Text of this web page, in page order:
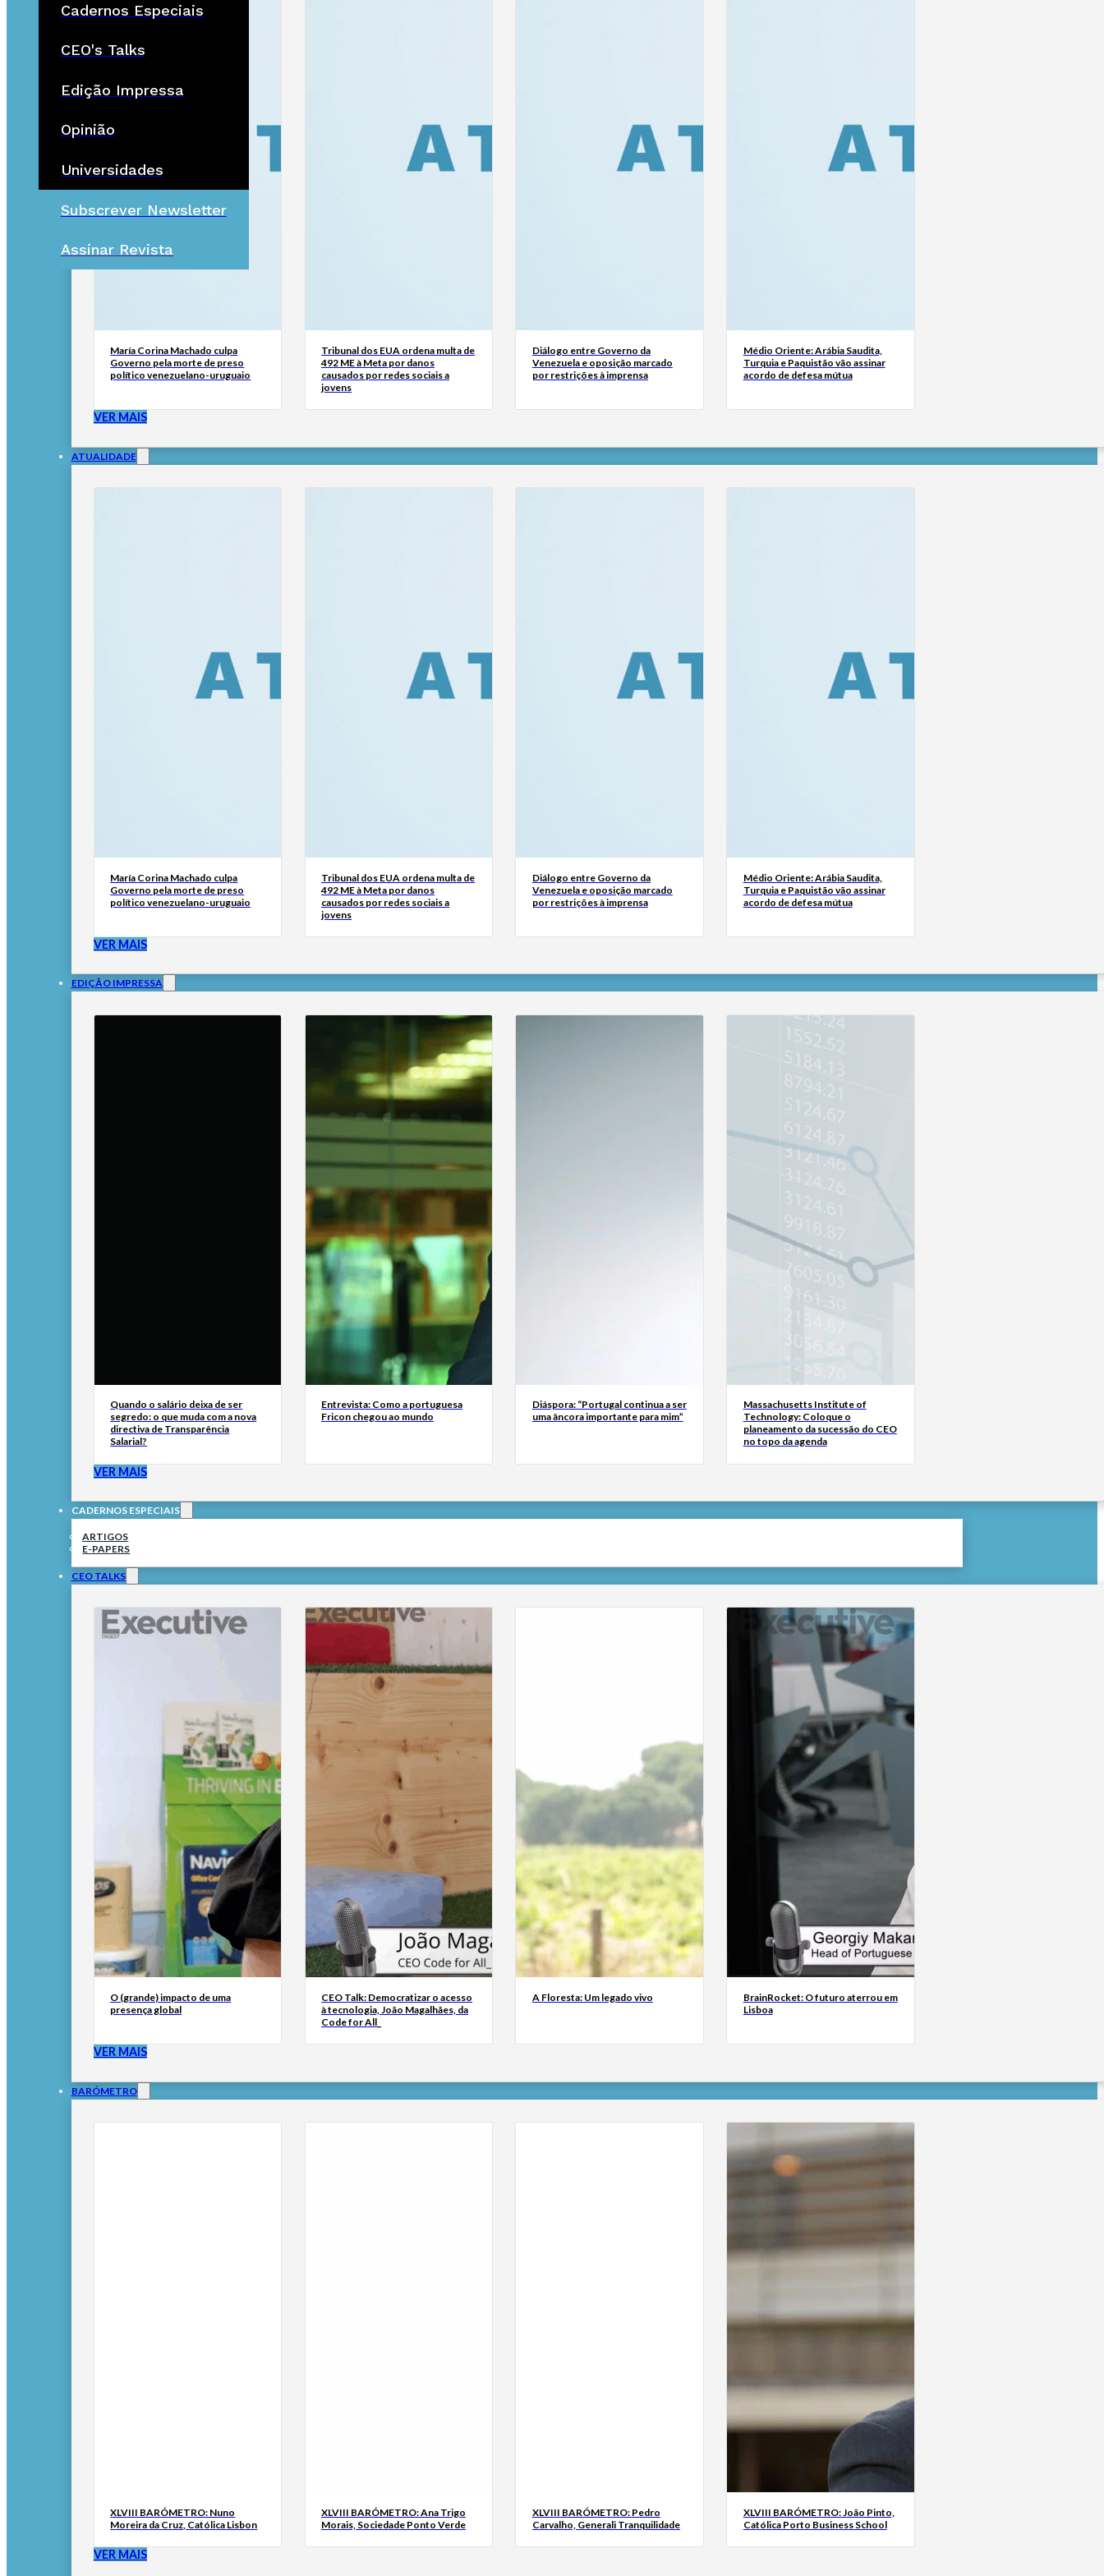
Cadernos Especiais
CEO's Talks
Edição Impressa
Opinião
Universidades
Subscrever Newsletter
Assinar Revista
María Corina Machado culpa
Governo pela morte de preso
político venezuelano-uruguaio
Tribunal dos EUA ordena multa de
492 ME à Meta por danos
causados por redes sociais a
jovens
Diálogo entre Governo da
Venezuela e oposição marcado
por restrições à imprensa
Médio Oriente: Arábia Saudita,
Turquia e Paquistão vão assinar
acordo de defesa mútua
VER MAIS
ATUALIDADE
María Corina Machado culpa
Governo pela morte de preso
político venezuelano-uruguaio
Tribunal dos EUA ordena multa de
492 ME à Meta por danos
causados por redes sociais a
jovens
Diálogo entre Governo da
Venezuela e oposição marcado
por restrições à imprensa
Médio Oriente: Arábia Saudita,
Turquia e Paquistão vão assinar
acordo de defesa mútua
VER MAIS
EDIÇÃO IMPRESSA
Quando o salário deixa de ser
segredo: o que muda com a nova
directiva de Transparência
Salarial?
Entrevista: Como a portuguesa
Fricon chegou ao mundo
Diáspora: “Portugal continua a ser
uma âncora importante para mim”
Massachusetts Institute of
Technology: Coloque o
planeamento da sucessão do CEO
no topo da agenda
VER MAIS
CADERNOS ESPECIAIS
ARTIGOS
E-PAPERS
CEO TALKS
O (grande) impacto de uma
presença global
CEO Talk: Democratizar o acesso
à tecnologia, João Magalhães, da
Code for All_
A Floresta: Um legado vivo
BrainRocket: O futuro aterrou em
Lisboa
VER MAIS
BARÓMETRO
XLVIII BARÓMETRO: Nuno
Moreira da Cruz, Católica Lisbon
XLVIII BARÓMETRO: Ana Trigo
Morais, Sociedade Ponto Verde
XLVIII BARÓMETRO: Pedro
Carvalho, Generali Tranquilidade
XLVIII BARÓMETRO: João Pinto,
Católica Porto Business School
VER MAIS